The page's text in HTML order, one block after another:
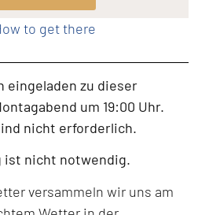
to get there
eingeladen zu dieser
um 19:00 Uhr.
nicht erforderlich.
ist nicht notwendig.
versammeln wir uns am